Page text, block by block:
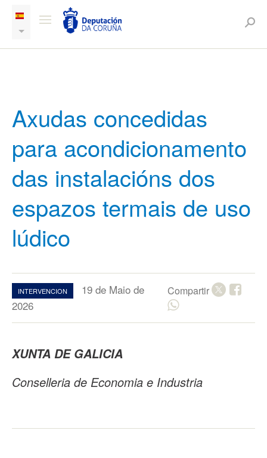
Axudas concedidas
para acondicionamento
das instalacións dos
espazos termais de uso
lúdico
INTERVENCION
19 de Maio de
2026
Compartir
XUNTA DE GALICIA
Conselleria de Economia e Industria